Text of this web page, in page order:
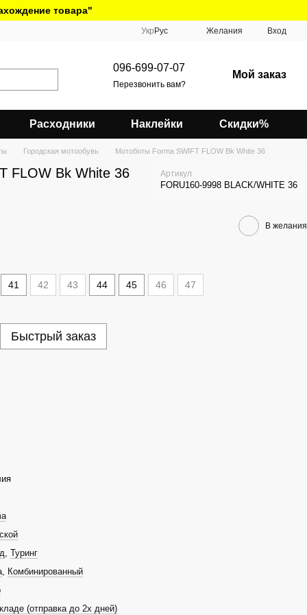
товара"
Укр Рус Желания Вход
096-699-07-07
Перезвонить вам?
Мой заказ
Расходники Наклейки Скидки%
Городская мотообувь Мотоботы Forma SWIFT FLOW Bk White 36
FLOW Bk White 36 Артикул
FORU160-9998 BLACK/WHITE 36
В желания
41 42 43 44 45 46 47
Быстрый заказ
, Туринг
, Комбинированный
(отправка до 2х дней)